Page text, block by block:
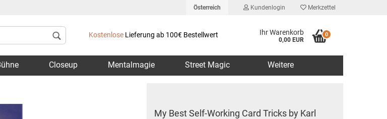
Österreich
Lieferland
Kundenlogin Merkzettel
Kostenlose Lieferung ab 100€ Bestellwert Ihr Warenkorb
0,00 EUR
0
Closeup Mentalmagie Street Magic Weitere
My Best Self-Working Card Tricks by Karl